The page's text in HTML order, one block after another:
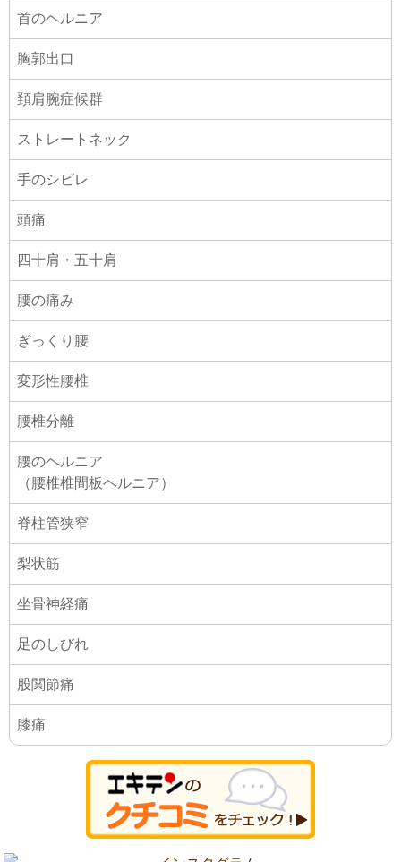
首のヘルニア
胸郭出口
頚肩腕症候群
ストレートネック
手のシビレ
頭痛
四十肩・五十肩
腰の痛み
ぎっくり腰
変形性腰椎
腰椎分離
腰のヘルニア
（腰椎椎間板ヘルニア）
脊柱管狭窄
梨状筋
坐骨神経痛
足のしびれ
股関節痛
膝痛